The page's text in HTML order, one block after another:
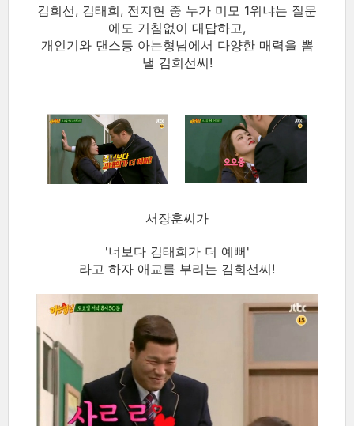
김희선, 김태희, 전지현 중 누가 미모 1위냐는 질문
에도 거침없이 대답하고,
개인기와 댄스등 아는형님에서 다양한 매력을 뽐
낼 김희선씨!
서장훈씨가
'너보다 김태희가 더 예뻐'
라고 하자 애교를 부리는 김희선씨!